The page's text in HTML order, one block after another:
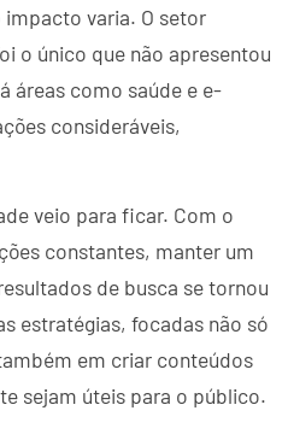
varia. O setor
o único que não apresentou
áreas como saúde e e-
consideráveis,
veio para ficar. Com o
constantes, manter um
de busca se tornou
estratégias, focadas não só
em criar conteúdos
sejam úteis para o público.